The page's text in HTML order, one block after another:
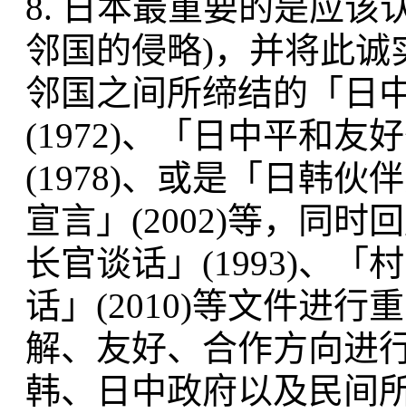
8. 日本最重要的是应该
邻国的侵略)，并将此
邻国之间所缔结的「日
(1972)、「日中平和友
(1978)、或是「日韩伙
宣言」(2002)等，同时
长官谈话」(1993)、「
话」(2010)等文件进行
解、友好、合作方向进
韩、日中政府以及民间